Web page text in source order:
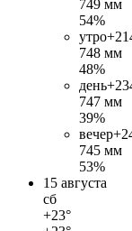
749 мм
54%
утро+21
748 мм
48%
день+23
747 мм
39%
вечер
745 мм
53%
15 августа
сб
+23°